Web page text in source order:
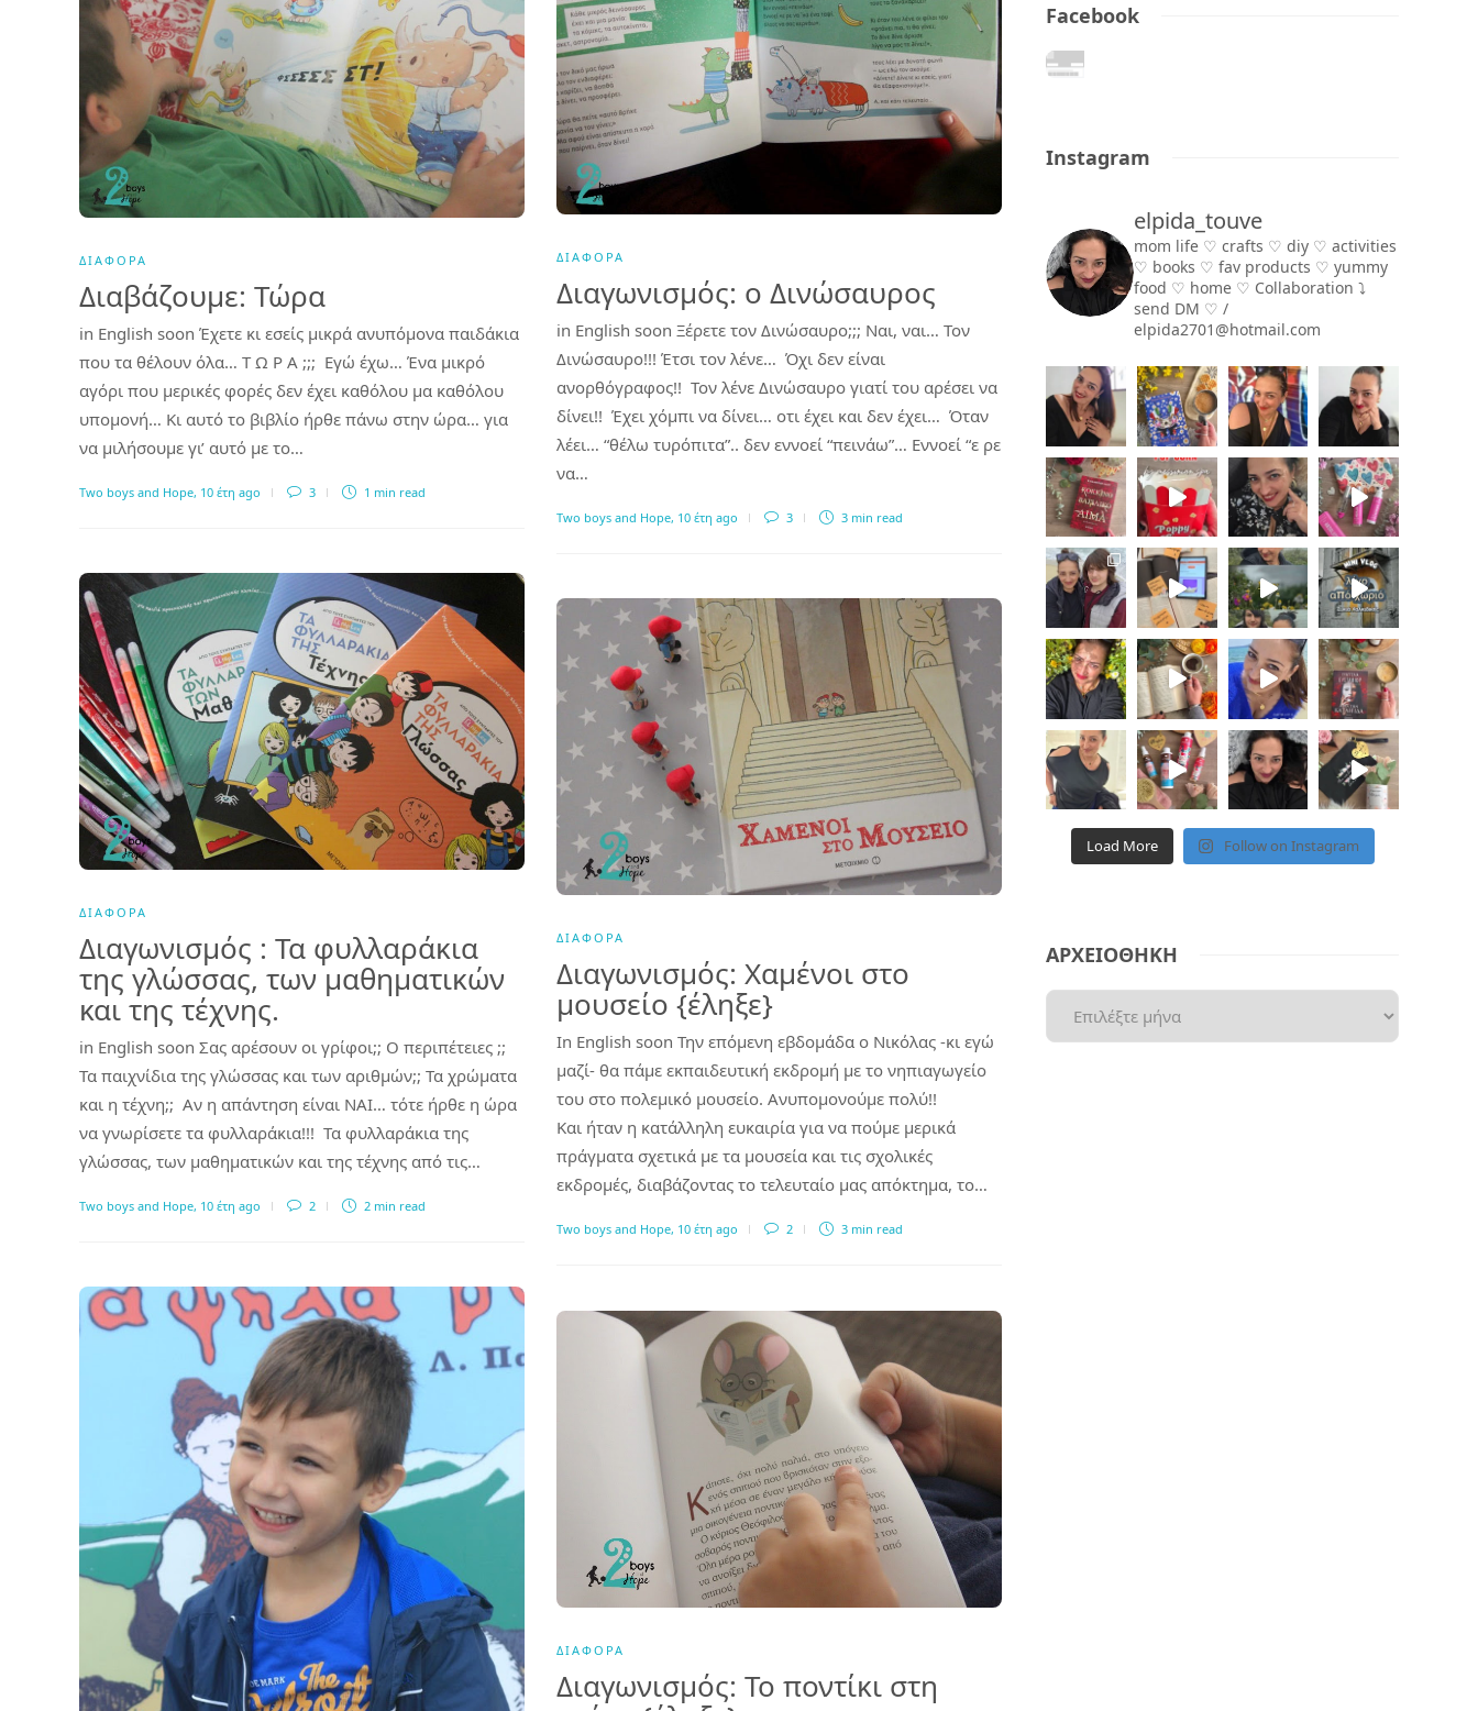
ΔΙΆΦΟΡΑ
Διαγωνισμός: ο Δινώσαυρος
in English soon Ξέρετε τον Δινώσαυρο;;; Ναι, ναι… Τον
Δινώσαυρο!!! Έτσι τον λένε… Όχι δεν είναι
ανορθόγραφος!! Τον λένε Δινώσαυρο γιατί του αρέσει να
δίνει!! Έχει χόμπι να δίνει… οτι έχει και δεν έχει… Όταν
λέει… “θέλω τυρόπιτα”.. δεν εννοεί “πεινάω”… Εννοεί “ε ρε
να…
Two boys and Hope, 10 έτη ago 3 3 min read
ΔΙΆΦΟΡΑ
Διαβάζουμε: Τώρα
in English soon Έχετε κι εσείς μικρά ανυπόμονα παιδάκια
που τα θέλουν όλα… Τ Ω Ρ Α ;;; Εγώ έχω… Ένα μικρό
αγόρι που μερικές φορές δεν έχει καθόλου μα καθόλου
υπομονή… Κι αυτό το βιβλίο ήρθε πάνω στην ώρα… για
να μιλήσουμε γι’ αυτό με το…
Two boys and Hope, 10 έτη ago 3 1 min read
ΔΙΆΦΟΡΑ
Διαγωνισμός : Τα φυλλαράκια
της γλώσσας, των μαθηματικών
και της τέχνης.
in English soon Σας αρέσουν οι γρίφοι;; Ο περιπέτειες ;;
Τα παιχνίδια της γλώσσας και των αριθμών;; Τα χρώματα
και η τέχνη;; Αν η απάντηση είναι ΝΑΙ… τότε ήρθε η ώρα
να γνωρίσετε τα φυλλαράκια!!! Τα φυλλαράκια της
γλώσσας, των μαθηματικών και της τέχνης από τις…
Two boys and Hope, 10 έτη ago 2 2 min read
ΔΙΆΦΟΡΑ
Διαγωνισμός: Χαμένοι στο
μουσείο {έληξε}
In English soon Την επόμενη εβδομάδα ο Νικόλας -κι εγώ
μαζί- θα πάμε εκπαιδευτική εκδρομή με το νηπιαγωγείο
του στο πολεμικό μουσείο. Ανυπομονούμε πολύ!!
Και ήταν η κατάλληλη ευκαιρία για να πούμε μερικά
πράγματα σχετικά με τα μουσεία και τις σχολικές
εκδρομές, διαβάζοντας το τελευταίο μας απόκτημα, το…
Two boys and Hope, 10 έτη ago 2 3 min read
ΔΙΆΦΟΡΑ
Διαγωνισμός: Το ποντίκι στη
Facebook
Instagram
elpida_touve
mom life ♡ crafts ♡ diy ♡ activities
♡ books ♡ fav products ♡ yummy
food ♡ home ♡ Collaboration ⤵️
send DM ♡ /
elpida2701@hotmail.com
Load More Follow on Instagram
ΑΡΧΕΙΟΘΗΚΗ